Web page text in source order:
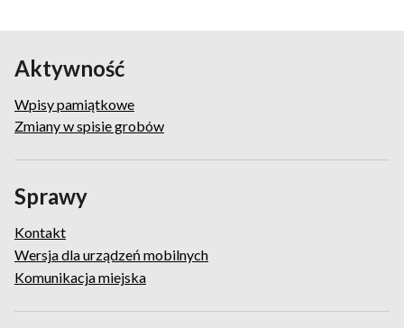
Aktywność
Wpisy pamiątkowe
Zmiany w spisie grobów
Sprawy
Kontakt
Wersja dla urządzeń mobilnych
Komunikacja miejska